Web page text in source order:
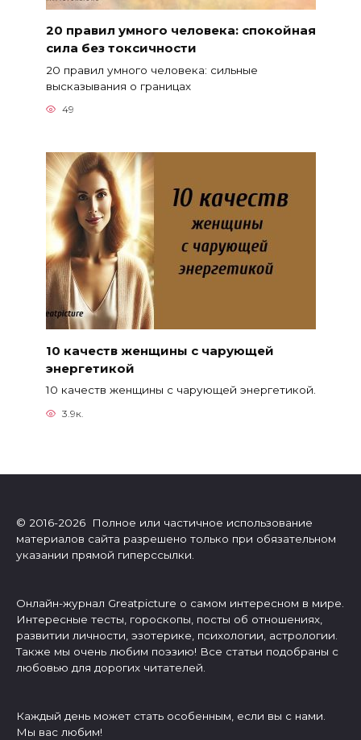
20 правил умного человека: спокойная
сила без токсичности
20 правил умного человека: сильные
высказывания о границах
49
10 качеств женщины с чарующей
энергетикой
10 качеств женщины с чарующей энергетикой.
3.9к.
© 2016-2026 Полное или частичное использование
материалов сайта разрешено только при обязательном
указании прямой гиперссылки.
Онлайн-журнал Greatpicture о самом интересном в мире.
Интересные тесты, гороскопы, посты об отношениях,
развитии личности, эзотерике, психологии, астрологии.
Также мы очень любим поэзию! Все статьи подобраны с
любовью для дорогих читателей.
Каждый день может стать особенным, если вы с нами.
Мы вас любим!